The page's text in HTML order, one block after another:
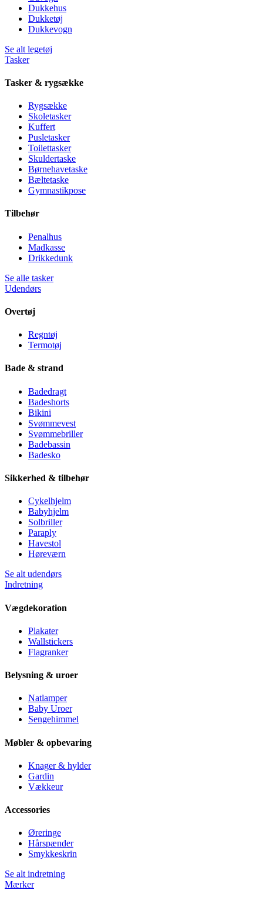
Dukkehus
Dukketøj
Dukkevogn
Se alt legetøj
Tasker
Tasker & rygsække
Rygsække
Skoletasker
Kuffert
Pusletasker
Toilettasker
Skuldertaske
Børnehavetaske
Bæltetaske
Gymnastikpose
Tilbehør
Penalhus
Madkasse
Drikkedunk
Se alle tasker
Udendørs
Overtøj
Regntøj
Termotøj
Bade & strand
Badedragt
Badeshorts
Bikini
Svømmevest
Svømmebriller
Badebassin
Badesko
Sikkerhed & tilbehør
Cykelhjelm
Babyhjelm
Solbriller
Paraply
Havestol
Høreværn
Se alt udendørs
Indretning
Vægdekoration
Plakater
Wallstickers
Flagranker
Belysning & uroer
Natlamper
Baby Uroer
Sengehimmel
Møbler & opbevaring
Knager & hylder
Gardin
Vækkeur
Accessories
Øreringe
Hårspænder
Smykkeskrin
Se alt indretning
Mærker